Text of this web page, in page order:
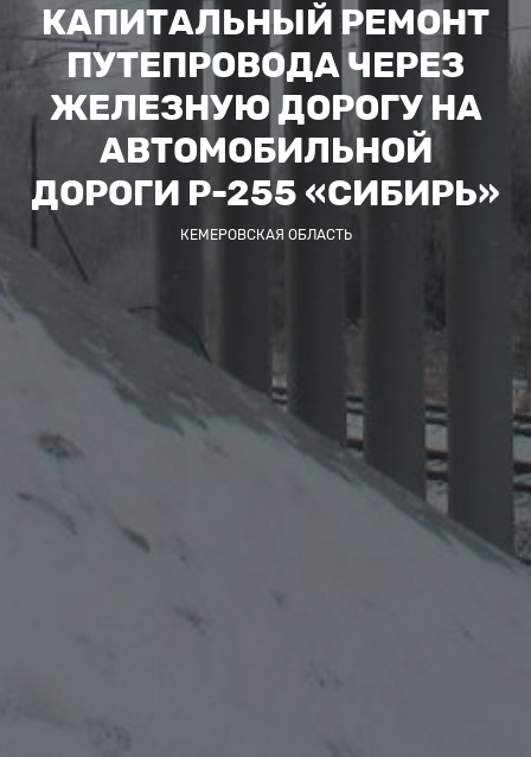
КАПИТАЛЬНЫЙ РЕМОНТ
ПУТЕПРОВОДА ЧЕРЕЗ
ЖЕЛЕЗНУЮ ДОРОГУ НА
АВТОМОБИЛЬНОЙ
ДОРОГИ Р-255 «СИБИРЬ»
КЕМЕРОВСКАЯ ОБЛАСТЬ